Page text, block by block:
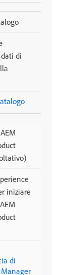
di
iniziare
di